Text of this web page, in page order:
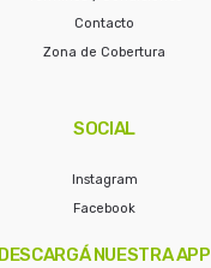
Contacto
Zona de Cobertura
SOCIAL
Instagram
Facebook
DESCARGÁ NUESTRA APP